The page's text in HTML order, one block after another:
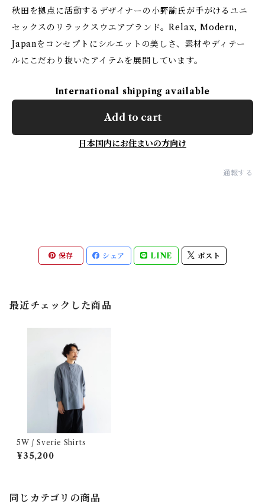
秋田を拠点に活動するデザイナーの小野諭氏が手がけるユニ
セックスのリラックスウエアブランド。Relax, Modern,
Japanをコンセプトにシルエットの美しさ、素材やディテー
ルにこだわり抜いたアイテムを展開しています。
International shipping available
Add to cart
日本国内にお住まいの方向け
通報する
保存 シェア LINE ポスト
最近チェックした商品
5W / Sverie Shirts
¥35,200
同じカテゴリの商品